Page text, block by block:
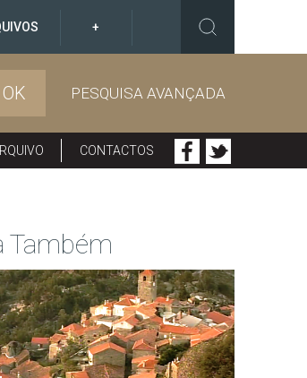
+
OK PESQUISA AVANÇADA
CONTACTOS
Também